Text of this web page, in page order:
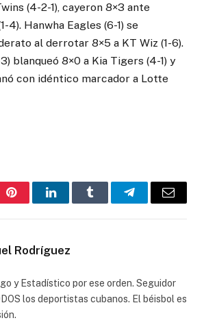
(4-2-1), cayeron 8×3 ante
4). Hanwha Eagles (6-1) se
al derrotar 8×5 a KT Wiz (1-6).
blanqueó 8×0 a Kia Tigers (4-1) y
con idéntico marcador a Lotte
PinterestLinkedInTumblr TelegramEmail
Rodríguez
y Estadístico por ese orden. Seguidor
los deportistas cubanos. El béisbol es